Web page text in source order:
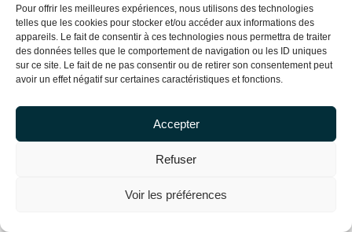
Pour offrir les meilleures expériences, nous utilisons des technologies
telles que les cookies pour stocker et/ou accéder aux informations des
appareils. Le fait de consentir à ces technologies nous permettra de traiter
des données telles que le comportement de navigation ou les ID uniques
sur ce site. Le fait de ne pas consentir ou de retirer son consentement peut
avoir un effet négatif sur certaines caractéristiques et fonctions.
Accepter
Refuser
Voir les préférences
Copyright Centrale Innovation © 2026 |Legal mentions